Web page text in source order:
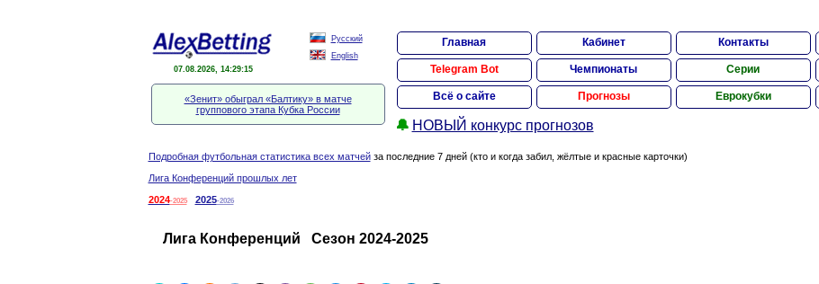
07.08.2026, 14:29:15
Русский
English
Главная Кабинет Контакты
Telegram Bot Чемпионаты Серии
Всё о сайте Прогнозы Еврокубки
🔔 НОВЫЙ конкурс прогнозов
«Зенит» обыграл «Балтику» в матче
группового этапа Кубка России
Подробная футбольная статистика всех матчейза последние 7 дней (кто и когда забил, жёлтые и красные карточки)
Лига Конференций прошлых лет
2024-2025 2025-2026
Лига Конференций Сезон 2024-2025